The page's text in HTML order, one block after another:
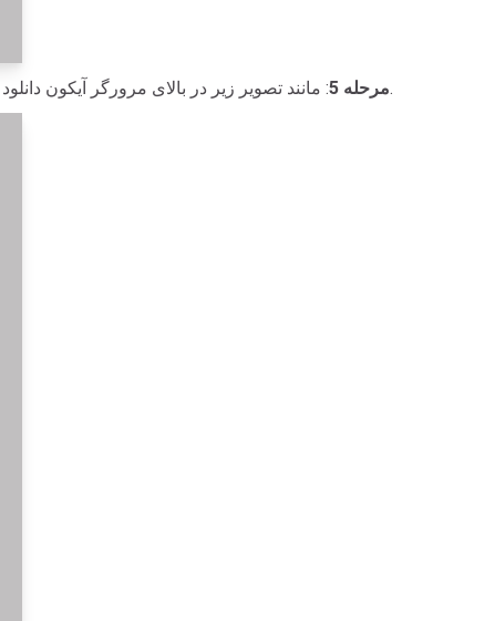
مرحله 5: مانند تصویر زیر در بالای مرورگر آیکون دانلود را مشاهده خواهید کرد، برای مشاهده پیشرفت دانلود ویدیو کلیک کنید.